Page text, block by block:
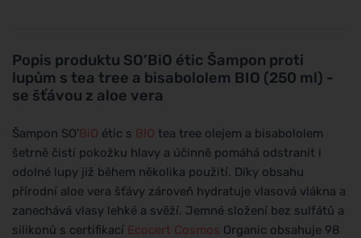
Popis produktu SO’BiO étic Šampon proti
lupům s tea tree a bisabololem BIO (250 ml) -
se šťávou z aloe vera
Šampon SO’BiO étic s BIO tea tree olejem a bisabololem
šetrně čistí pokožku hlavy a účinně pomáhá odstranit i
odolné lupy již během několika použití. Díky obsahu
přírodní aloe vera šťávy zároveň hydratuje vlasová vlákna a
zanechává vlasy lehké a svěží. Jemné složení bez sulfátů a
silikonů s certifikací Ecocert Cosmos Organic obsahuje 98